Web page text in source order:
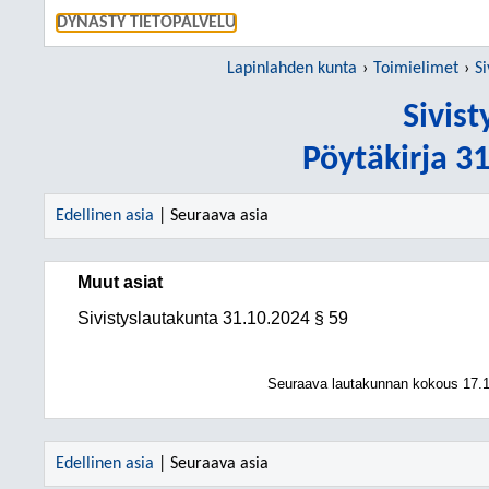
DYNASTY TIETOPALVELU
Lapinlahden kunta Toimielimet
Pöytäkirja
Edellinen asia | Seuraava asia
Muut asiat
Sivistyslautakunta 31.10.2024 § 59
Seuraava lautakunnan kokous
Edellinen asia | Seuraava asia